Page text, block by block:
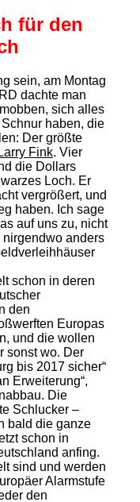
für den
sein, am Montag
dachte man
sich alles
haben, die
Der größte
Larry Fink. Vier
die Dollars
Loch. Er
vergrößert, und
haben. Ich sage
auf uns zu, nicht
anders
schon in deren
den
Europas
und die wollen
sonst wo. Der
bis 2017 sicher“
Erweiterung“,
Die
Schlucker –
bald die ganze
schon in
anfing.
sind und werden
Alarmstufe
den